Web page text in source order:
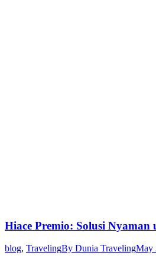
Hiace Premio: Solusi
blog, TravelingBy Dunia TravelingMay